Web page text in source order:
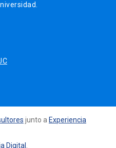
junto a Experiencia
Digital .